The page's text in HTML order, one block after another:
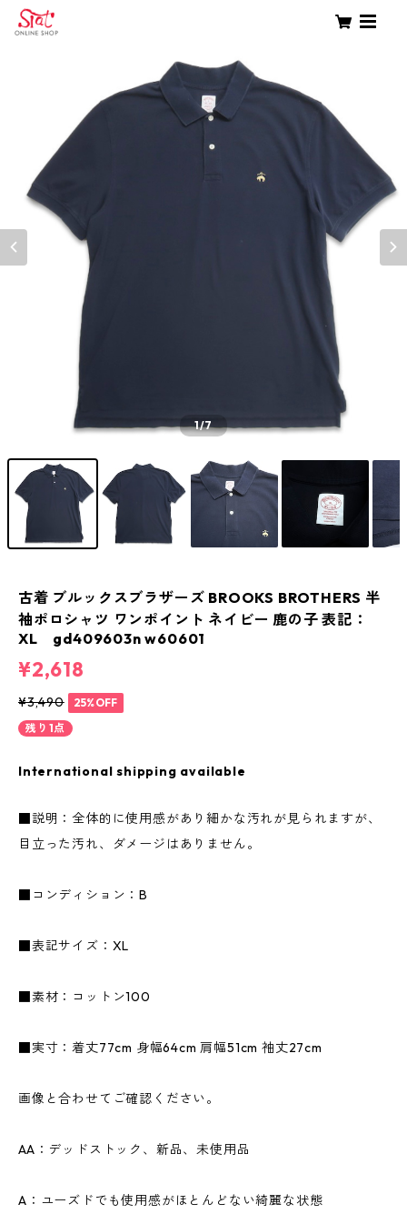
1/7
古着 ブルックスブラザーズ BROOKS BROTHERS 半
袖ポロシャツ ワンポイント ネイビー 鹿の子 表記：
XL gd409603n w60601
¥2,618
¥3,490
25%OFF
残り1点
International shipping available
■説明：全体的に使用感があり細かな汚れが見られますが、
目立った汚れ、ダメージはありません。
■コンディション：B
■表記サイズ：XL
■素材：コットン100
■実寸：着丈77cm 身幅64cm 肩幅51cm 袖丈27cm
画像と合わせてご確認ください。
AA：デッドストック、新品、未使用品
A：ユーズドでも使用感がほとんどない綺麗な状態